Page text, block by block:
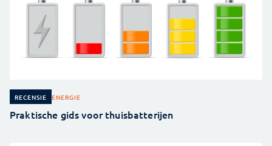
RECENSIE ENERGIE
Praktische gids voor thuisbatterijen